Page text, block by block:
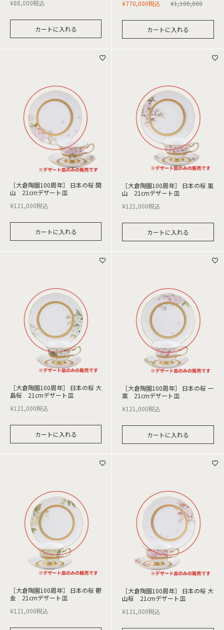
¥88,000税込
カートに入れる
¥1,100,000
¥770,000税込
カートに入れる
［大倉陶園100周年］ 日本の桜 関
山 21cmデザート皿
¥121,000税込
カートに入れる
［大倉陶園100周年］ 日本の桜 嵐
山 21cmデザート皿
¥121,000税込
カートに入れる
［大倉陶園100周年］ 日本の桜 大
島桜 21cmデザート皿
¥121,000税込
カートに入れる
［大倉陶園100周年］ 日本の桜 一
葉 21cmデザート皿
¥121,000税込
カートに入れる
［大倉陶園100周年］ 日本の桜 鬱
金 21cmデザート皿
¥121,000税込
［大倉陶園100周年］ 日本の桜 大
山桜 21cmデザート皿
¥121,000税込